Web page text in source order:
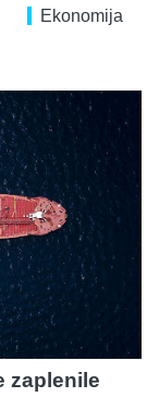
Ekonomija
zaplenile